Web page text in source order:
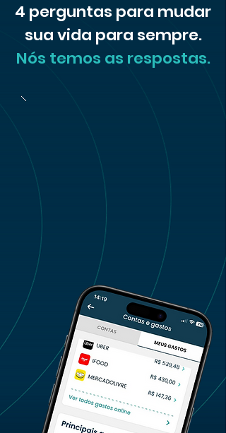
4 perguntas para mudar
sua vida para sempre.
Nós temos as respostas.